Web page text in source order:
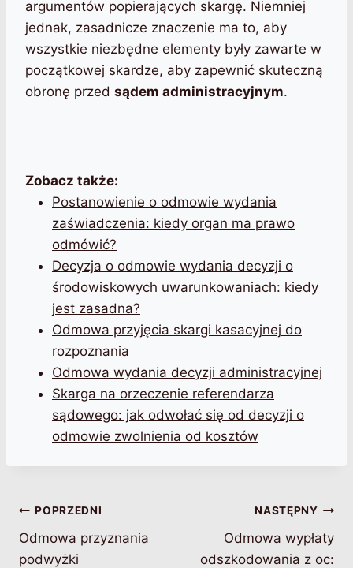
argumentów popierających skargę. Niemniej
jednak, zasadnicze znaczenie ma to, aby
wszystkie niezbędne elementy były zawarte w
początkowej skardze, aby zapewnić skuteczną
obronę przed sądem administracyjnym.
Zobacz także:
Postanowienie o odmowie wydania
zaświadczenia: kiedy organ ma prawo
odmówić?
Decyzja o odmowie wydania decyzji o
środowiskowych uwarunkowaniach: kiedy
jest zasadna?
Odmowa przyjęcia skargi kasacyjnej do
rozpoznania
Odmowa wydania decyzji administracyjnej
Skarga na orzeczenie referendarza
sądowego: jak odwołać się od decyzji o
odmowie zwolnienia od kosztów
Nawigacja
wpisu
POPRZEDNI
Odmowa przyznania
podwyżki
NASTĘPNY
Odmowa wypłaty
odszkodowania z oc: